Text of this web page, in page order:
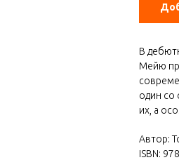
В
Мейю
один со
их, а
Автор:
ISBN: